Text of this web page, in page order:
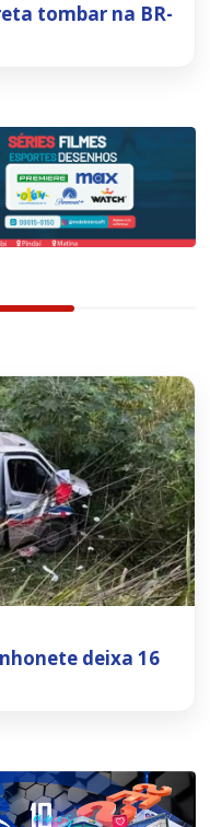
tombar na BR-
deixa 16